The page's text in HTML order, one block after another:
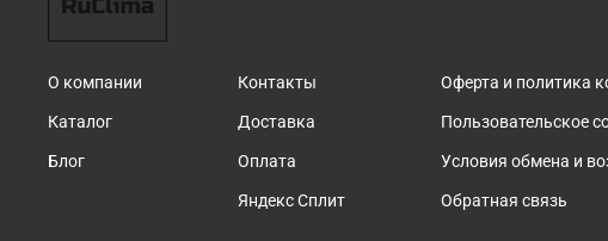
О компании
Каталог
Блог
Контакты
Доставка
Оплата
Яндекс Сплит
Оферта и политика
Пользовательское
Условия обмена и
Обратная связь